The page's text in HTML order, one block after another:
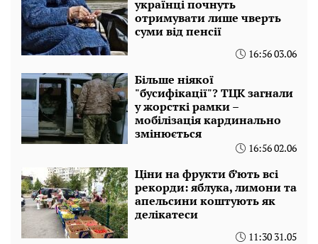
українці почнуть
отримувати лише чверть
суми від пенсії
16:56 03.06
Більше ніякої
"бусифікації"? ТЦК загнали
у жорсткі рамки –
мобілізація кардинально
змінюється
16:56 02.06
Ціни на фрукти б’ють всі
рекорди: яблука, лимони та
апельсини коштують як
делікатеси
11:30 31.05